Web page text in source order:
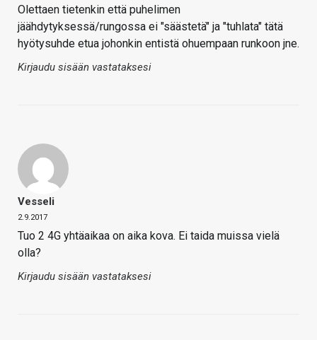
Olettaen tietenkin että puhelimen
jäähdytyksessä/rungossa ei "säästetä" ja "tuhlata" tätä
hyötysuhde etua johonkin entistä ohuempaan runkoon jne.
Kirjaudu sisään vastataksesi
Vesseli
2.9.2017
Tuo 2 4G yhtäaikaa on aika kova. Ei taida muissa vielä
olla?
Kirjaudu sisään vastataksesi